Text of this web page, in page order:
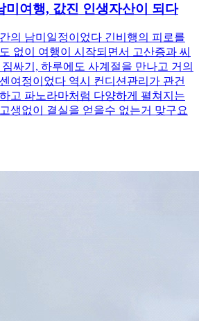
미여행, 값진 인생자산이 되다
의 남미일정이었다 긴비행의 피로를
없이 여행이 시작되면서 고산증과 씨
싸기, 하루에도 사계절을 만나고 거의
여정이었다 역시 컨디션관리가 관건
고 파노라마처럼 다양하게 펼쳐지는
생없이 결실을 얻을수 없는거 맞구요